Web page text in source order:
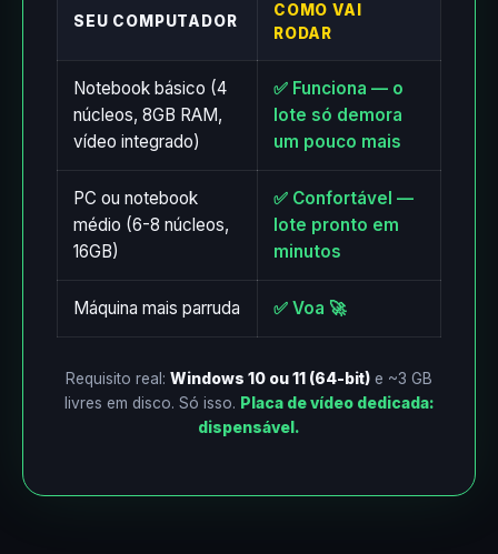
SEU COMPUTADOR
COMO VAI
RODAR
Notebook básico (4
núcleos, 8GB RAM,
vídeo integrado)
✅ Funciona — o
lote só demora
um pouco mais
PC ou notebook
médio (6-8 núcleos,
16GB)
✅ Confortável —
lote pronto em
minutos
Máquina mais parruda ✅ Voa 🚀
Requisito real: Windows 10 ou 11 (64-bit) e ~3 GB
livres em disco. Só isso. Placa de vídeo dedicada:
dispensável.